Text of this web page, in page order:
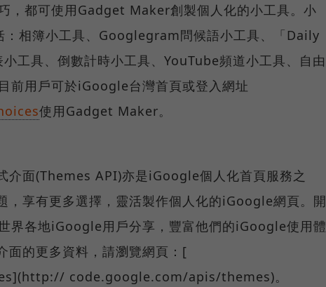
，都可使用Gadget Maker創製個人化的小工具。小
：相簿小工具、Googlegram問候語小工具、「Daily
工具、倒數計時小工具、YouTube頻道小工具、自由
前用戶可於iGoogle台灣首頁或登入網址
使用Gadget Maker。
介面(Themes API)亦是iGoogle個人化首頁服務之
，享有更多選擇，靈活製作個人化的iGoogle網頁。開
界各地iGoogle用戶分享，豐富他們的iGoogle使用體
的更多資料，請瀏覽網頁：[
code.google.com/apis/themes)。